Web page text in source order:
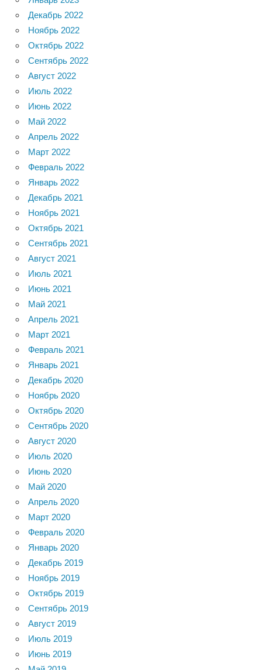
Декабрь 2022
Ноябрь 2022
Октябрь 2022
Сентябрь 2022
Август 2022
Июль 2022
Июнь 2022
Май 2022
Апрель 2022
Март 2022
Февраль 2022
Январь 2022
Декабрь 2021
Ноябрь 2021
Октябрь 2021
Сентябрь 2021
Август 2021
Июль 2021
Июнь 2021
Май 2021
Апрель 2021
Март 2021
Февраль 2021
Январь 2021
Декабрь 2020
Ноябрь 2020
Октябрь 2020
Сентябрь 2020
Август 2020
Июль 2020
Июнь 2020
Май 2020
Апрель 2020
Март 2020
Февраль 2020
Январь 2020
Декабрь 2019
Ноябрь 2019
Октябрь 2019
Сентябрь 2019
Август 2019
Июль 2019
Июнь 2019